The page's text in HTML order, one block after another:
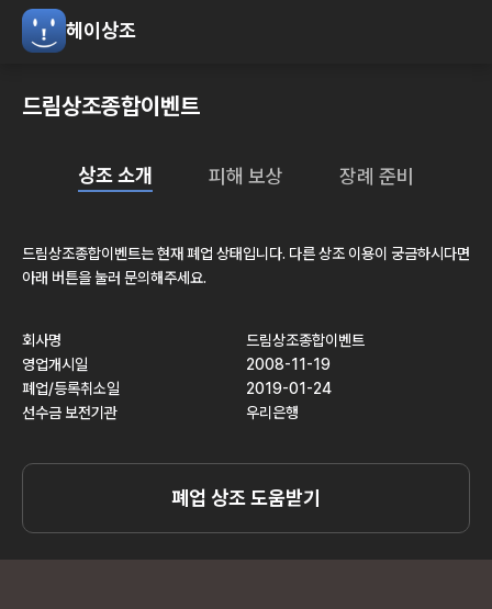
헤이상조
드림상조종합이벤트
상조 소개 피해 보상 장례 준비
드림상조종합이벤트는 현재 폐업 상태입니다. 다른 상조 이용이 궁금하시다면
아래 버튼을 눌러 문의해주세요.
회사명
드림상조종합이벤트
영업개시일
2008-11-19
폐업/등록취소일
2019-01-24
선수금 보전기관
우리은행
폐업 상조 도움받기